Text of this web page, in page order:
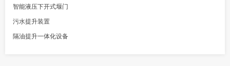
智能液压下开式堰门
污水提升装置
隔油提升一体化设备